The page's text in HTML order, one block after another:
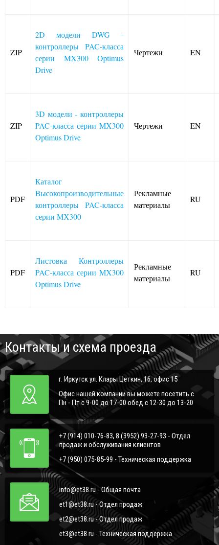
ZIP
2D модели DWG -
контроллеры PAC-класса
серии MX300 Optimus
Drive
Чертежи EN
ZIP
3D модели - контроллеры
PAC-класса серии MX300
Optimus Drive
Чертежи EN
PDF
Каталог
Высокопроизводительные
контроллеры PAC-класса
серии МХ300
Рекламные
материалы
RU
PDF
Листовка Контроллеры
PAC-класса серии MX300
Optimus Drive
Рекламные
материалы
RU
Контакты и схема проезда
г. Иркутск ул. Клары Цеткин, 16, офис 15
Офис нашей компании вы можете посетить с
Пн - Пт с 9-00 до 17-00 обед с 12-30 до 13-20
+7 (914) 010-76-83, 8 (3952) 93-27-93 - Отдел
продаж и обслуживания клиентов
+7 (950) 075-85-99 - Техническая поддержка
info@et38.ru - Общая почта
et1@et38.ru - Отдел продаж
et2@et38.ru - Отдел продаж
et3@et38.ru - Техническая поддержка